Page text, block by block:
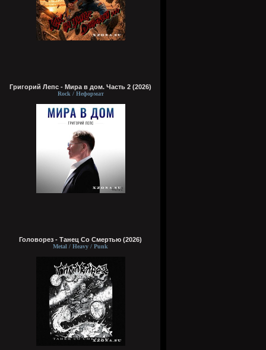
Григорий Лепс - Мира в дом. Часть 2 (2026)
Rock / Неформат
Головорез - Tанец Со Смертью (2026)
Metal / Heavy / Punk